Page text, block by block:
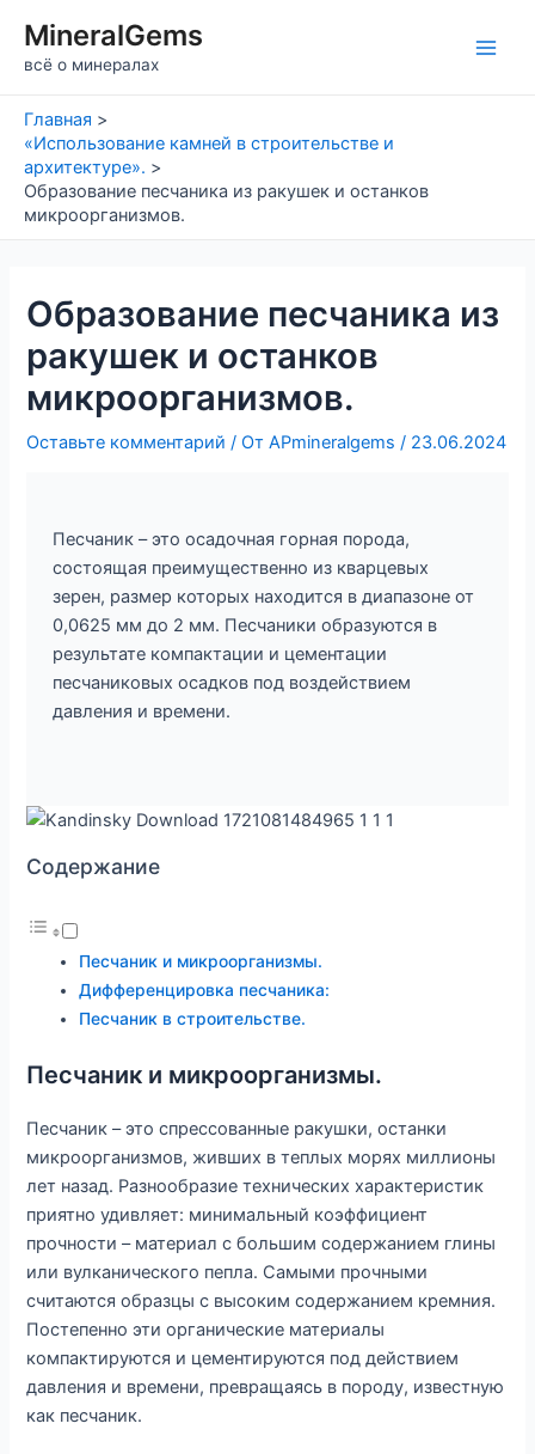
содержимому
MineralGems
всё о минералах
Главная
«Использование камней в строительстве и
архитектуре».
Образование песчаника из ракушек и останков
микроорганизмов.
Образование песчаника из
ракушек и останков
микроорганизмов.
Оставьте комментарий / ОтAPmineralgems/ 23.06.2024
Песчаник – это осадочная горная порода,
состоящая преимущественно из кварцевых
зерен, размер которых находится в диапазоне от
0,0625 мм до 2 мм. Песчаники образуются в
результате компактации и цементации
песчаниковых осадков под воздействием
давления и времени.
Содержание
Песчаник и микроорганизмы.
Дифференцировка песчаника:
Песчаник в строительстве.
Песчаник и микроорганизмы.
Песчаник – это спрессованные ракушки, останки
микроорганизмов, живших в теплых морях миллионы
лет назад. Разнообразие технических характеристик
приятно удивляет: минимальный коэффициент
прочности – материал с большим содержанием глины
или вулканического пепла. Самыми прочными
считаются образцы с высоким содержанием кремния.
Постепенно эти органические материалы
компактируются и цементируются под действием
давления и времени, превращаясь в породу, известную
как песчаник.